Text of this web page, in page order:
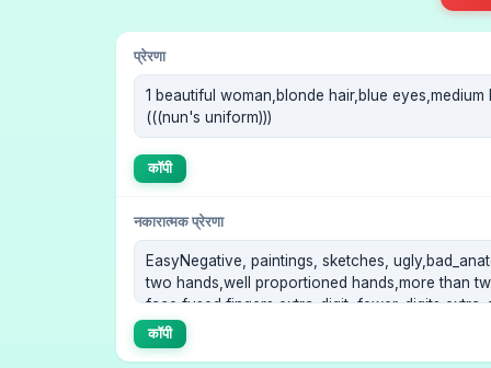
प्रेरणा
कॉपी
नकारात्मक प्रेरणा
कॉपी